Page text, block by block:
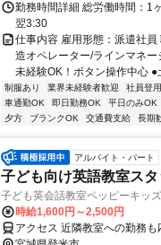
勤務時間詳細 総労働時間：
翌3:30
仕事内容 雇用形態：派遣社
造オペレーター/ラインマネ
未経験OK！ボタン操作中心 ●
制服あり 業界未経験者歓迎 社員登
車通勤OK
即日勤務OK 平日のみOK
夕方
ブランクOK 交通費支給 長期
アルバイト・パート
子ども向け英語教室スタ
子ども英会話教室ペッピーキッ
時給1,600円～2,500円
アクセス 近隣教室への勤務